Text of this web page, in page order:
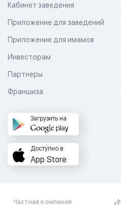
Кабинет заведения
Приложение для заведений
Приложение для имамов
Инвесторам
Партнеры
Франшиза
Загрузить на
Доступно в
App Store
Частная компания